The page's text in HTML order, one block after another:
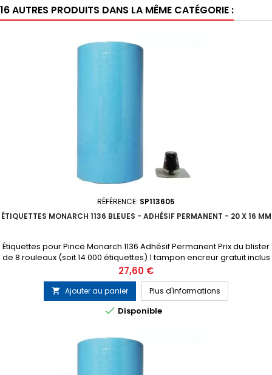
16 AUTRES PRODUITS DANS LA MÊME CATÉGORIE :
RÉFÉRENCE: SP113605
ÉTIQUETTES MONARCH 1136 BLEUES - ADHÉSIF PERMANENT - 20 X 16 MM
Étiquettes pour Pince Monarch 1136 Adhésif Permanent Prix du blister
de 8 rouleaux (soit 14 000 étiquettes) 1 tampon encreur gratuit inclus
dans chaque blister
Prix
27,60 €
 Ajouter au panier Plus d'informations
 Disponible